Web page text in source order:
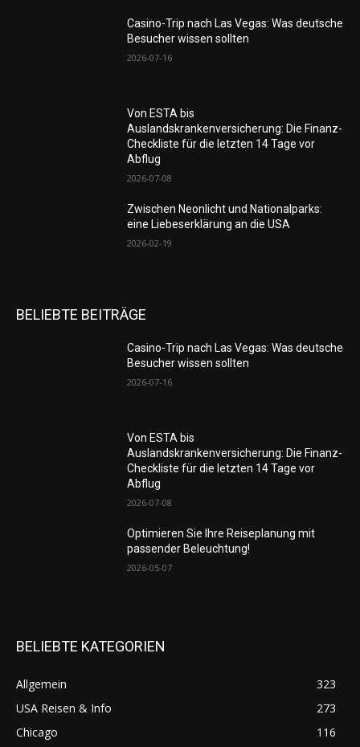
Casino-Trip nach Las Vegas: Was deutsche
Besucher wissen sollten
2026-07-16
Von ESTA bis
Auslandskrankenversicherung: Die Finanz-
Checkliste für die letzten 14 Tage vor
Abflug
2026-07-08
Zwischen Neonlicht und Nationalparks:
eine Liebeserklärung an die USA
2026-02-19
BELIEBTE BEITRÄGE
Casino-Trip nach Las Vegas: Was deutsche
Besucher wissen sollten
2026-07-16
Von ESTA bis
Auslandskrankenversicherung: Die Finanz-
Checkliste für die letzten 14 Tage vor
Abflug
2026-07-08
Optimieren Sie Ihre Reiseplanung mit
passender Beleuchtung!
2026-05-07
BELIEBTE KATEGORIEN
Allgemein
323
USA Reisen & Info
273
Chicago
116